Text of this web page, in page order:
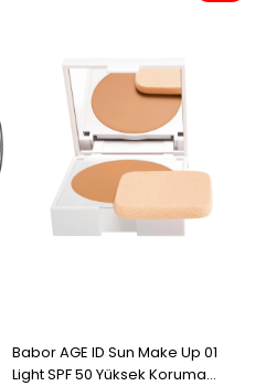
Babor AGE ID Sun Make Up 01
Light SPF 50 Yüksek Koruma